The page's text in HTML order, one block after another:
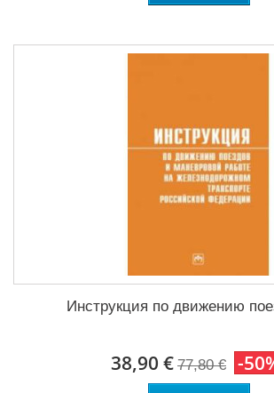
Инструкция по движению
38,90 € 77,80 € -